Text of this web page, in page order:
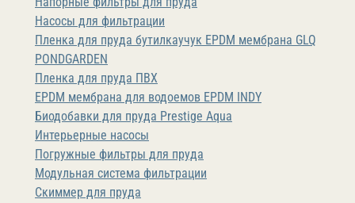
Насосы для фильтрации
Пленка для пруда бутилкаучук EPDM мембрана GLQ
PONDGARDEN
Пленка для пруда ПВХ
EPDM мембрана для водоемов EPDM INDY
Биодобавки для пруда Prestige Aqua
Интерьерные насосы
Погружные фильтры для пруда
Модульная система фильтрации
Скиммер для пруда